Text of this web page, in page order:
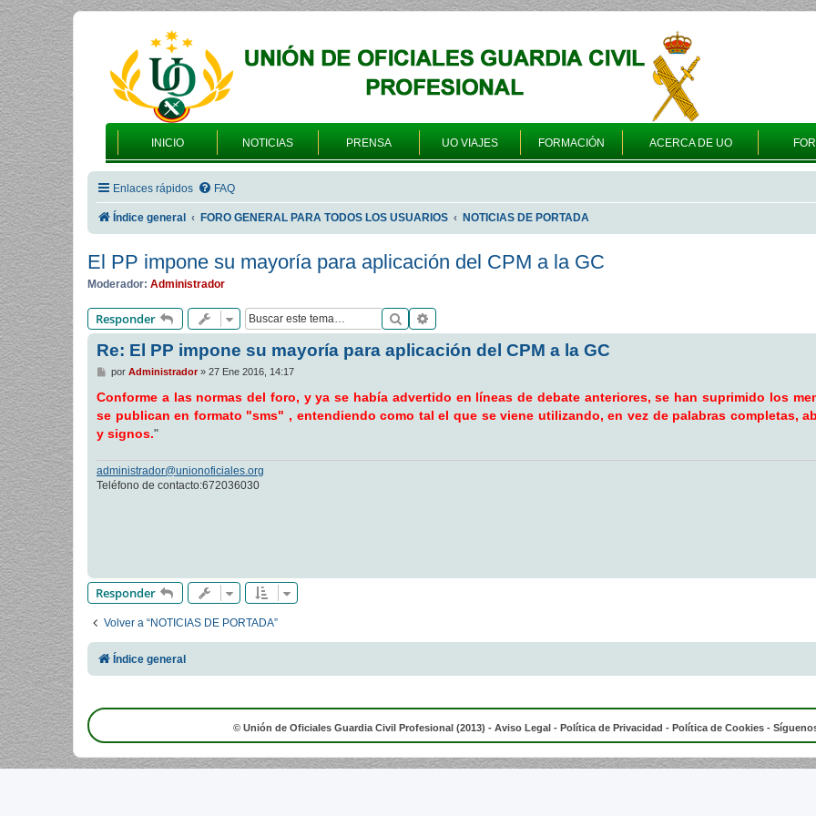
INICIO NOTICIAS PRENSA UO VIAJES FORMACIÓN ACERCA DE UO
Enlaces rápidos FAQ
Índice general FORO GENERAL PARA TODOS LOS USUARIOS NOTICIAS DE PORTADA
El PP impone su mayoría para aplicación del CPM a la GC
Moderador: Administrador
Responder Buscar
Re: El PP impone su mayoría para aplicación del CPM a la GC
M
n
a
j
e
por Administrador» 27 Ene 2016, 14:17
Conforme a las normas del foro, y ya se había advertido en líneas de debate anteriores, se han suprimido los
se publican en formato "sms" , entendiendo como tal el que se viene utilizando, en vez de palabras completas,
y signos."
administrador@unionoficiales.org
Teléfono de contacto:672036030
Responder
Volver a “NOTICIAS DE PORTADA”
Índice general
© Unión de Oficiales Guardia Civil Profesional (2013) - Aviso Legal - Política de Privacidad - Política de Cookies -